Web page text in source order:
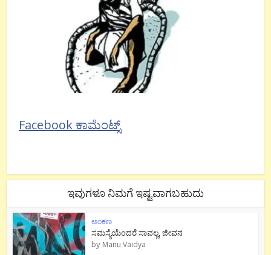
Facebook ಕಾಮೆಂಟ್ಸ್
ಇವುಗಳೂ ನಿಮಗೆ ಇಷ್ಟವಾಗಬಹುದು
ಅಂಕಣ
ಸಮಸ್ಯೆಯೆಂದರೆ ಸಾವಲ್ಲ, ಜೀವನ
by Manu Vaidya